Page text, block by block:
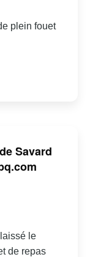
plein fouet
Savard
le
de repas